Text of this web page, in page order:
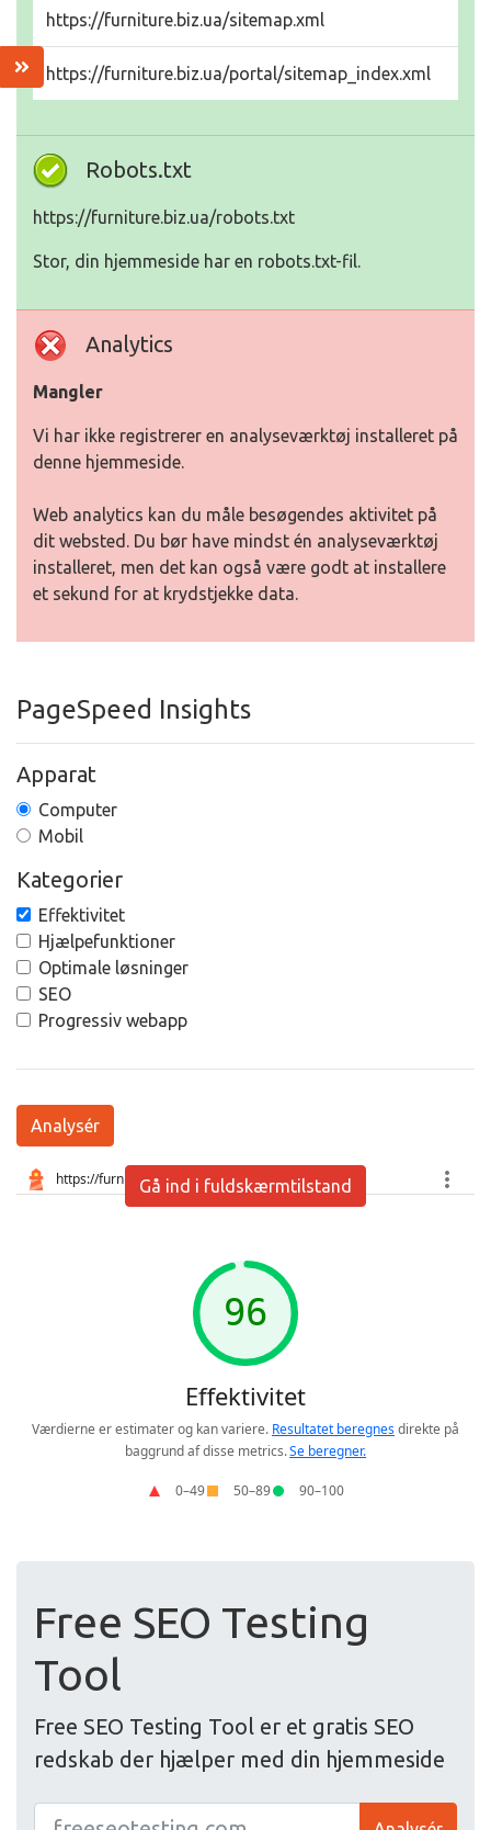
https://furniture.biz.ua/sitemap.xml
https://furniture.biz.ua/portal/sitemap_index.xml
Robots.txt
https://furniture.biz.ua/robots.txt
Stor, din hjemmeside har en robots.txt-fil.
Analytics
Mangler
Vi har ikke registrerer en analyseværktøj installeret på
denne hjemmeside.
Web analytics kan du måle besøgendes aktivitet på
dit websted. Du bør have mindst én analyseværktøj
installeret, men det kan også være godt at installere
et sekund for at krydstjekke data.
PageSpeed Insights
Apparat
Computer
Mobil
Kategorier
Effektivitet
Hjælpefunktioner
Optimale løsninger
SEO
Progressiv webapp
Analysér
Gå ind i fuldskærmtilstand
Free SEO Testing
Tool
Free SEO Testing Tool er et gratis SEO
redskab der hjælper med din hjemmeside